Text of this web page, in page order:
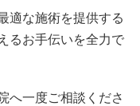
適な施術を提供する
るお手伝いを全力で
へ一度ご相談くださ